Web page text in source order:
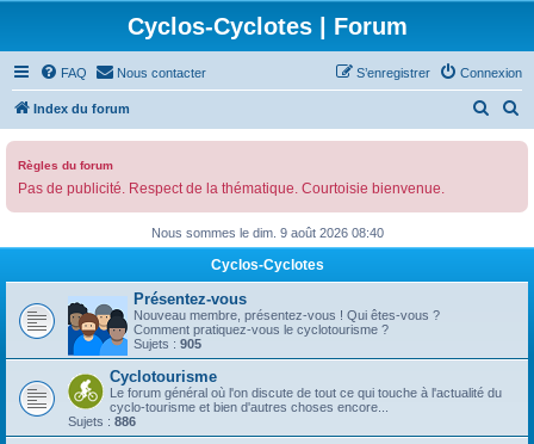
Cyclos-Cyclotes | Forum
FAQ Nous contacter Connexion
S’enregistrer
Index du forum
r
c
r
r
c
r
Règles du forum
Pas de publicité. Respect de la thématique. Courtoisie bienvenue.
Nous sommes le dim. 9 août 2026 08:40
Cyclos-Cyclotes
Présentez-vous
Nouveau membre, présentez-vous ! Qui êtes-vous ?
Comment pratiquez-vous le cyclotourisme ?
Sujets : 905
Cyclotourisme
Le forum général où l'on discute de tout ce qui touche à l'actualité du
cyclo-tourisme et bien d'autres choses encore...
Sujets : 886